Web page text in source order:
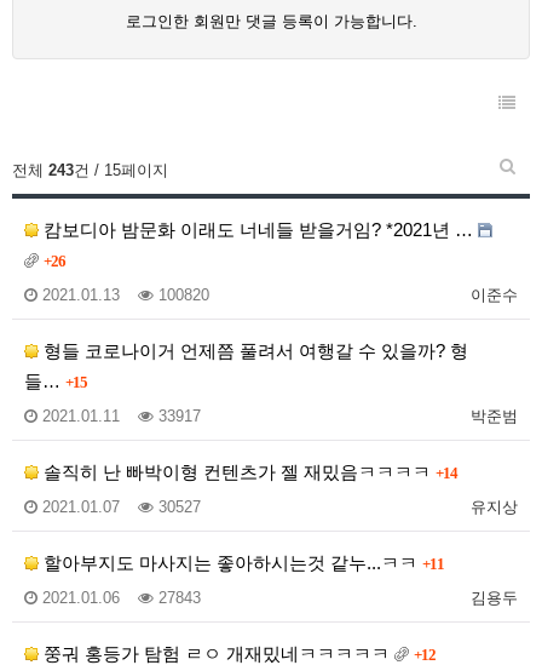
로그인한 회원만 댓글 등록이 가능합니다.
전체 243건 / 15페이지
캄보디아 밤문화 이래도 너네들 받을거임? *2021년 …
+26
이준수
2021.01.13 100820
형들 코로나이거 언제쯤 풀려서 여행갈 수 있을까? 형
들… +15
박준범
2021.01.11 33917
솔직히 난 빠박이형 컨텐츠가 젤 재밌음ㅋㅋㅋㅋ +14
유지상
2021.01.07 30527
할아부지도 마사지는 좋아하시는것 같누...ㅋㅋ +11
김용두
2021.01.06 27843
쭝궈 홍등가 탐험 ㄹㅇ 개재밌네ㅋㅋㅋㅋㅋ +12